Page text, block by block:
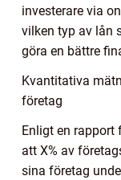
investerare via
vilken typ av lån
göra en bättre
Kvantitativa
företag
Enligt en rapport
att X% av
sina företag